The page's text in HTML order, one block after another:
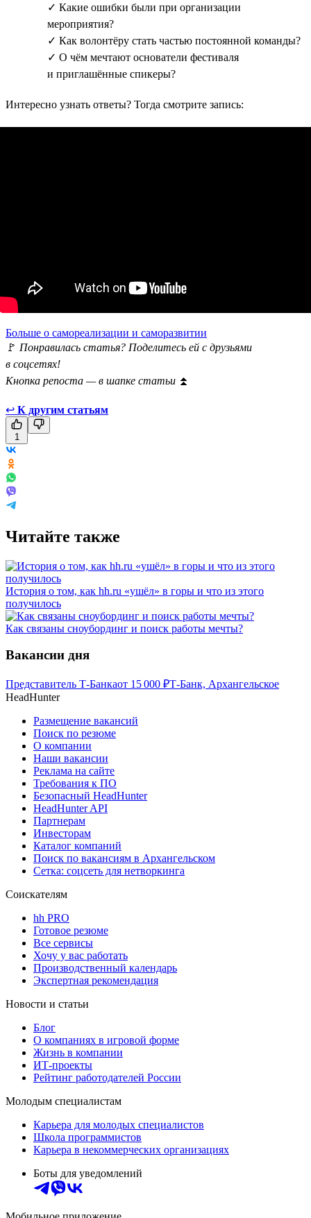
✓ Какие ошибки были при организации
мероприятия?
✓ Как волонтёру стать частью постоянной команды?
✓ О чём мечтают основатели фестиваля
и приглашённые спикеры?
Интересно узнать ответы? Тогда смотрите запись:
Больше о самореализации и саморазвитии
🚩 Понравилась статья? Поделитесь ей с друзьями
в соцсетях!
Кнопка репоста — в шапке статьи ⏫
↩ К другим статьям
1
Читайте также
История о том, как hh.ru «ушёл» в горы и что из этого
получилось
Как связаны сноубординг и поиск работы мечты?
Вакансии дня
Представитель Т-Банкаот 15 000 ₽Т-Банк, Архангельское
HeadHunter
Размещение вакансий
Поиск по резюме
О компании
Наши вакансии
Реклама на сайте
Требования к ПО
Безопасный HeadHunter
HeadHunter API
Партнерам
Инвесторам
Каталог компаний
Поиск по вакансиям в Архангельском
Сетка: соцсеть для нетворкинга
Соискателям
hh PRO
Готовое резюме
Все сервисы
Хочу у вас работать
Производственный календарь
Экспертная рекомендация
Новости и статьи
Блог
О компаниях в игровой форме
Жизнь в компании
ИТ-проекты
Рейтинг работодателей России
Молодым специалистам
Карьера для молодых специалистов
Школа программистов
Карьера в некоммерческих организациях
Боты для уведомлений